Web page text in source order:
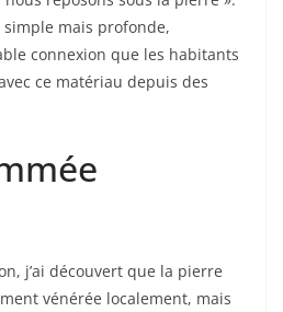
mais profonde,
connexion que les habitants
ce matériau depuis des
j’ai découvert que la pierre
vénérée localement, mais